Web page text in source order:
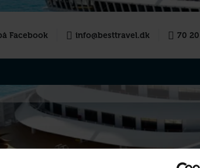
Facebook info@besttravel.dk 70